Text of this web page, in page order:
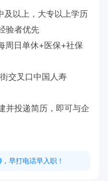
以上，大专以上学历
验者优先
周日单休+医保+社保
交叉口中国人寿
并投递简历，即可与企
早打电话早入职！